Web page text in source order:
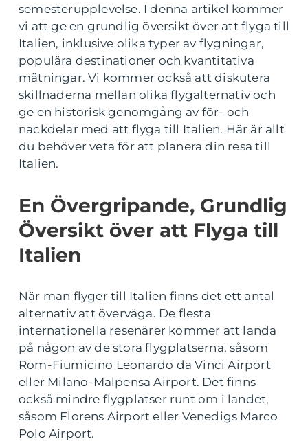
semesterupplevelse. I denna artikel kommer
vi att ge en grundlig översikt över att flyga till
Italien, inklusive olika typer av flygningar,
populära destinationer och kvantitativa
mätningar. Vi kommer också att diskutera
skillnaderna mellan olika flygalternativ och
ge en historisk genomgång av för- och
nackdelar med att flyga till Italien. Här är allt
du behöver veta för att planera din resa till
Italien.
En Övergripande, Grundlig
Översikt över att Flyga till
Italien
När man flyger till Italien finns det ett antal
alternativ att överväga. De flesta
internationella resenärer kommer att landa
på någon av de stora flygplatserna, såsom
Rom-Fiumicino Leonardo da Vinci Airport
eller Milano-Malpensa Airport. Det finns
också mindre flygplatser runt om i landet,
såsom Florens Airport eller Venedigs Marco
Polo Airport.